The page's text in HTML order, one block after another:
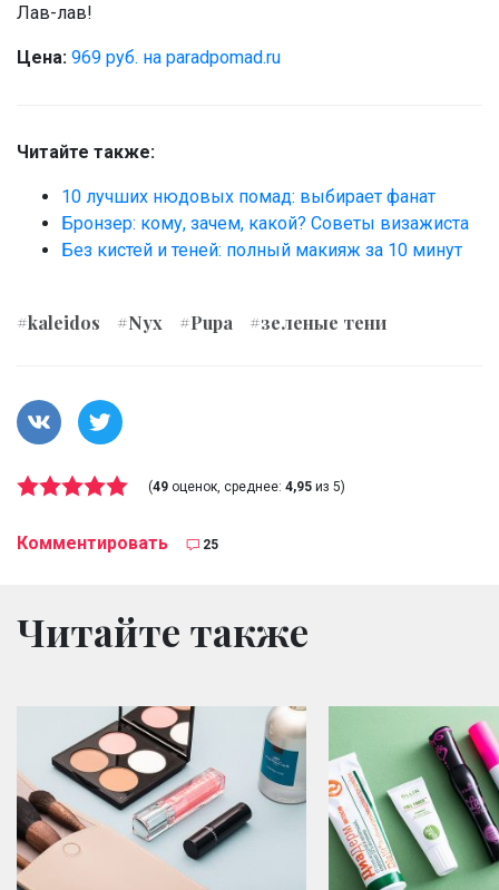
Лав-лав!
Цена: 969 руб. на paradpomad.ru
Читайте также:
10 лучших нюдовых помад: выбирает фанат
Бронзер: кому, зачем, какой? Советы визажиста
Без кистей и теней: полный макияж за 10 минут
#kaleidos #Nyx #Pupa #зеленые тени
(49 оценок, среднее: 4,95 из 5)
Комментировать 25
Читайте также